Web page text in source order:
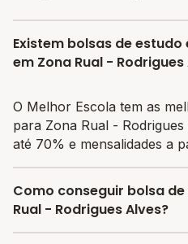
Existem bolsas de
em Zona Rual - Rodrigues
O Melhor Escola tem as
para Zona Rual -
até 70% e mensalidades a
Como conseguir bolsa
Rual - Rodrigues Alves?